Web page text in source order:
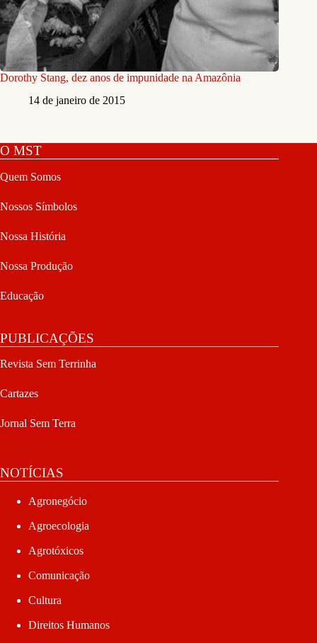
Dorothy Stang, dez anos de impunidade na Amazônia
14 de janeiro de 2015
O MST
Quem Somos
Nossos Símbolos
Nossa História
Nossa Produção
Educação
PUBLICAÇÕES
Revista Sem Terrinha
Cartazes
Jornal Sem Terra
NOTÍCIAS
Agronegócio
Agroecologia
Agrotóxicos
Comunicação
Cultura
Direitos Humanos